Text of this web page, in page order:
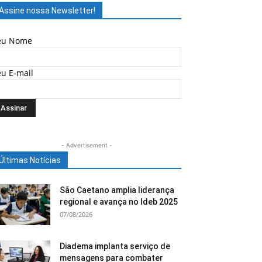
nossa Newsletter!
Nome
E-mail
- Advertisement -
Notícias
São Caetano amplia liderança
regional e avança no Ideb 2025
07/08/2026
Diadema implanta serviço de
mensagens para combater